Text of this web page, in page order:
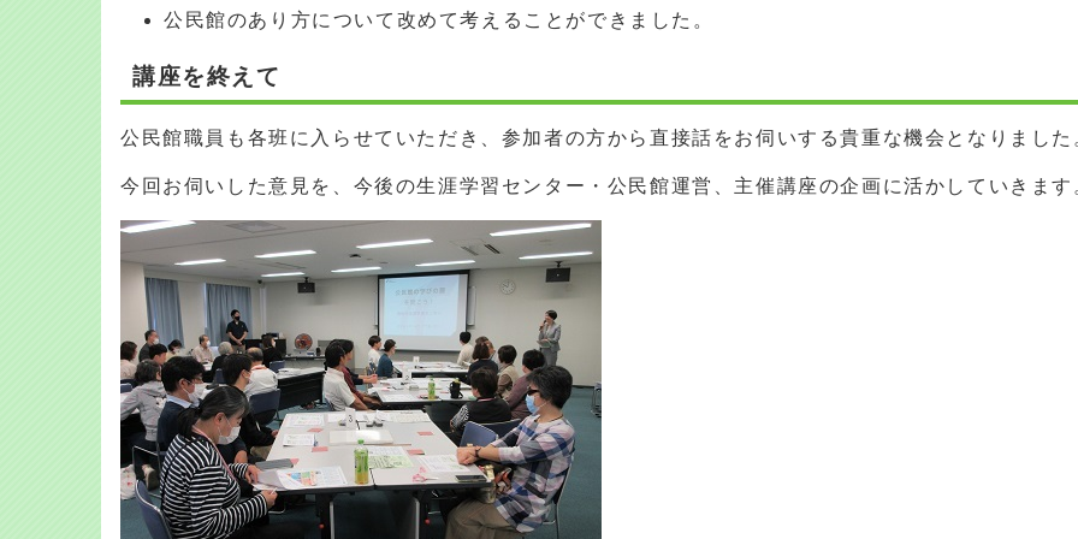
公民館のあり方について改めて考えることができました。
講座を終えて
公民館職員も各班に入らせていただき、参加者の方から直接話をお伺いする貴重な機会となりました
今回お伺いした意見を、今後の生涯学習センター・公民館運営、主催講座の企画に活かしていきます